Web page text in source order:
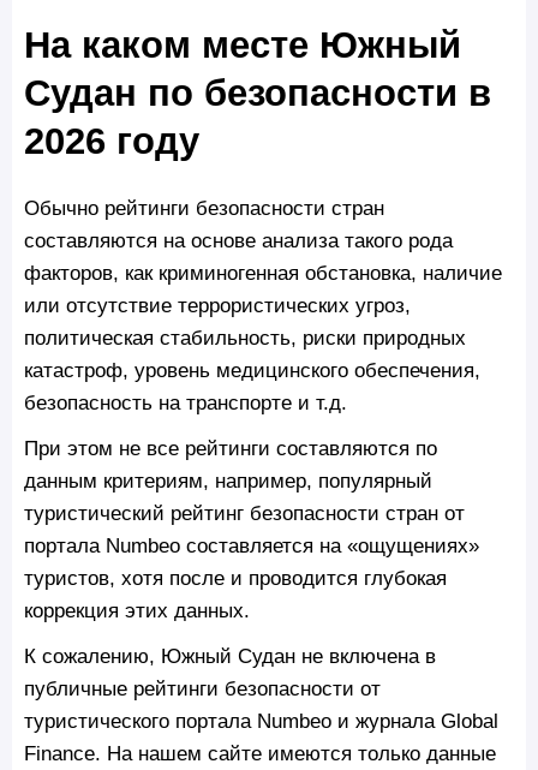
На каком месте Южный
Судан по безопасности в
2026 году
Обычно рейтинги безопасности стран
составляются на основе анализа такого рода
факторов, как криминогенная обстановка, наличие
или отсутствие террористических угроз,
политическая стабильность, риски природных
катастроф, уровень медицинского обеспечения,
безопасность на транспорте и т.д.
При этом не все рейтинги составляются по
данным критериям, например, популярный
туристический рейтинг безопасности стран от
портала Numbeo составляется на «ощущениях»
туристов, хотя после и проводится глубокая
коррекция этих данных.
К сожалению, Южный Судан не включена в
публичные рейтинги безопасности от
туристического портала Numbeo и журнала Global
Finance. На нашем сайте имеются только данные